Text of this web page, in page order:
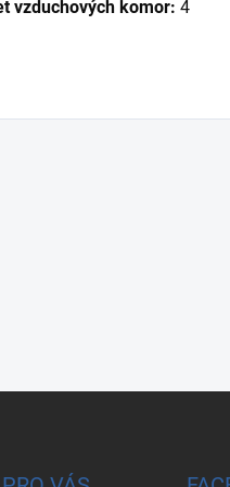
vzduchových komor: 4